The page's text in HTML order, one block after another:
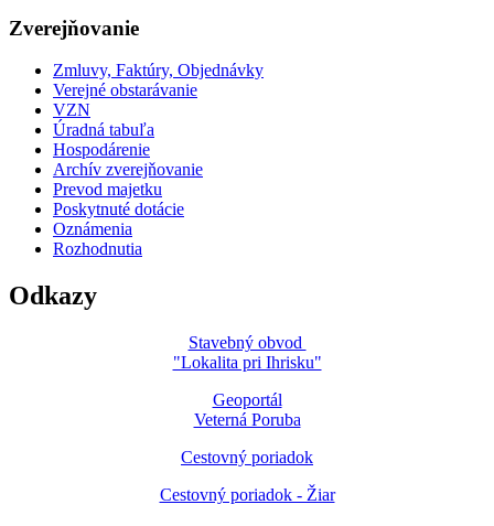
Zverejňovanie
Zmluvy, Faktúry, Objednávky
Verejné obstarávanie
VZN
Úradná tabuľa
Hospodárenie
Archív zverejňovanie
Prevod majetku
Poskytnuté dotácie
Oznámenia
Rozhodnutia
Odkazy
Stavebný obvod
"Lokalita pri Ihrisku"
Geoportál
Veterná Poruba
Cestovný poriadok
Cestovný poriadok - Žiar